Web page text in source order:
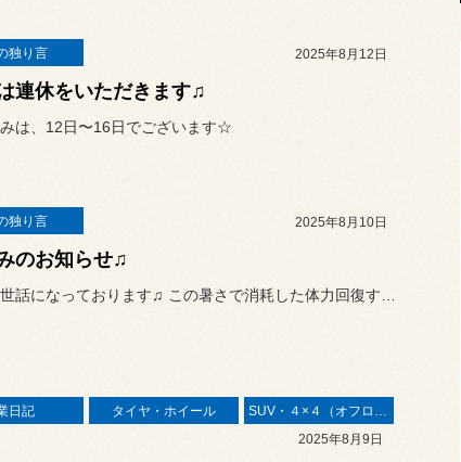
独り言 2025年8月12日
連休をいただきます♫
は、12日〜16日でございます☆
独り言 2025年8月10日
のお知らせ♫
日記 タイヤ・ホイール
SUV・４×４（オフロード）
2025年8月9日